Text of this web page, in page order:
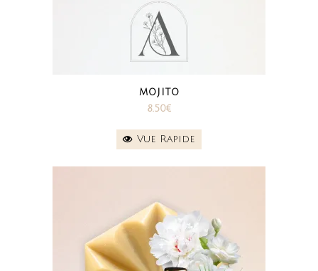
MOJITO
8.50€
Vue Rapide